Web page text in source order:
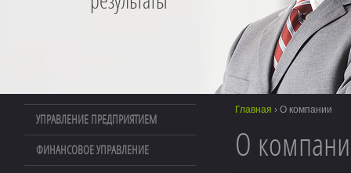
Главная › О компании
О
УПРАВЛЕНИЕ ПРЕДПРИЯТИЕМ
ФИНАНСОВОЕ УПРАВЛЕНИЕ